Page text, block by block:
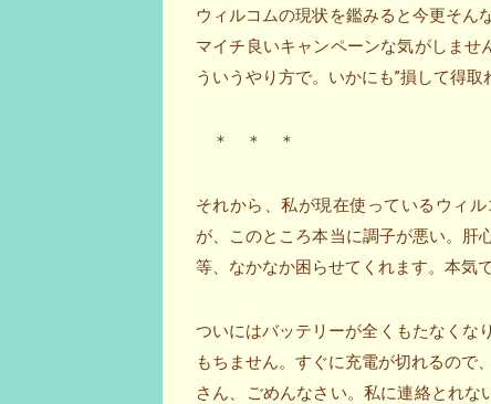
ウィルコムの現状を鑑みると今更そん
マイチ良いキャンペーンな気がしま
ういうやり方で。いかにも”損して得
＊ ＊ ＊
それから、私が現在使っているウィル
が、このところ本当に調子が悪い。肝
等、なかなか困らせてくれます。本気
ついにはバッテリーが全くもたなくな
もちません。すぐに充電が切れるので
さん、ごめんなさい。私に連絡とれ